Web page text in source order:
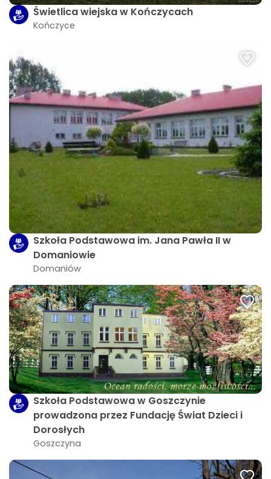
Świetlica wiejska w Kończycach
Kończyce
Szkoła Podstawowa im. Jana Pawła II w
Domaniowie
Domaniów
Szkoła Podstawowa w Goszczynie
prowadzona przez Fundację Świat Dzieci i
Dorosłych
Goszczyna